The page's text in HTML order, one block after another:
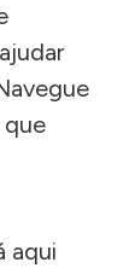
que
aqui